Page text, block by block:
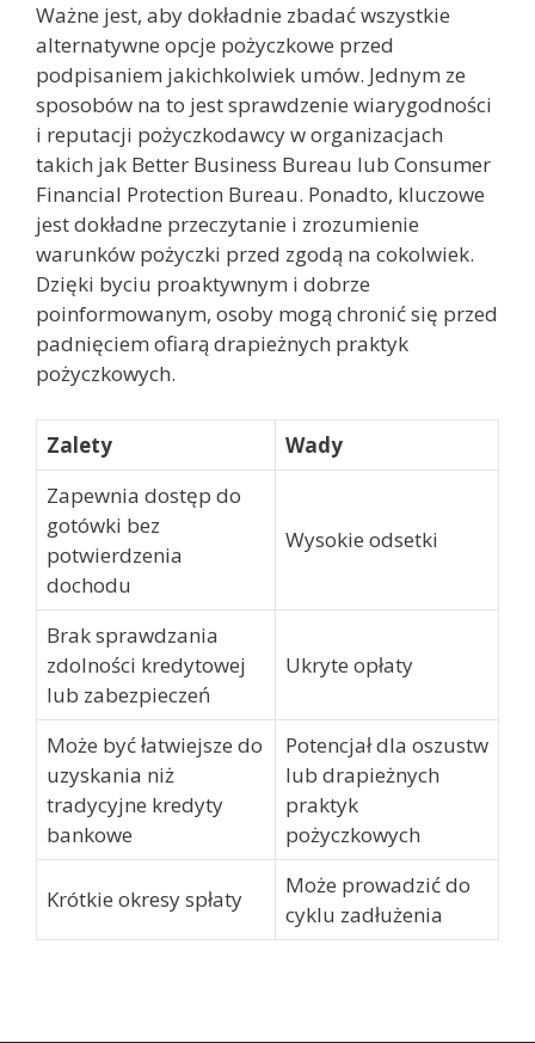
Ważne jest, aby dokładnie zbadać wszystkie
alternatywne opcje pożyczkowe przed
podpisaniem jakichkolwiek umów. Jednym ze
sposobów na to jest sprawdzenie wiarygodności
i reputacji pożyczkodawcy w organizacjach
takich jak Better Business Bureau lub Consumer
Financial Protection Bureau. Ponadto, kluczowe
jest dokładne przeczytanie i zrozumienie
warunków pożyczki przed zgodą na cokolwiek.
Dzięki byciu proaktywnym i dobrze
poinformowanym, osoby mogą chronić się przed
padnięciem ofiarą drapieżnych praktyk
pożyczkowych.
Zalety
Wady
Zapewnia dostęp do
gotówki bez
potwierdzenia
dochodu
Wysokie odsetki
Brak sprawdzania
zdolności kredytowej
lub zabezpieczeń
Ukryte opłaty
Może być łatwiejsze do
uzyskania niż
tradycyjne kredyty
bankowe
Potencjał dla oszustw
lub drapieżnych
praktyk
pożyczkowych
Krótkie okresy spłaty
Może prowadzić do
cyklu zadłużenia